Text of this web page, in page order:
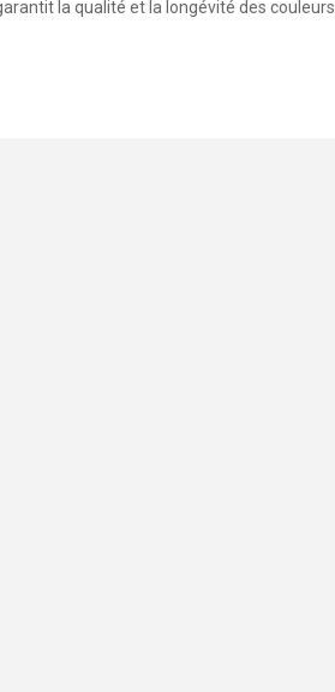
la qualité et la longévité des couleurs.